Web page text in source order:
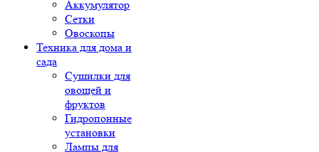
Аккумулятор
Сетки
Овоскопы
Техника для дома и
сада
Сушилки для
овощей и
фруктов
Гидропонные
установки
Лампы для